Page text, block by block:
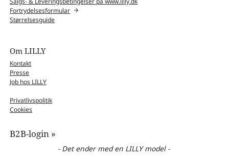
Fortrydelsesformular
Størrelsesguide
Om LILLY
Kontakt
Presse
Job hos LILLY
Privatlivspolitik
Cookies
B2B-login »
- Det ender med en LILLY model -